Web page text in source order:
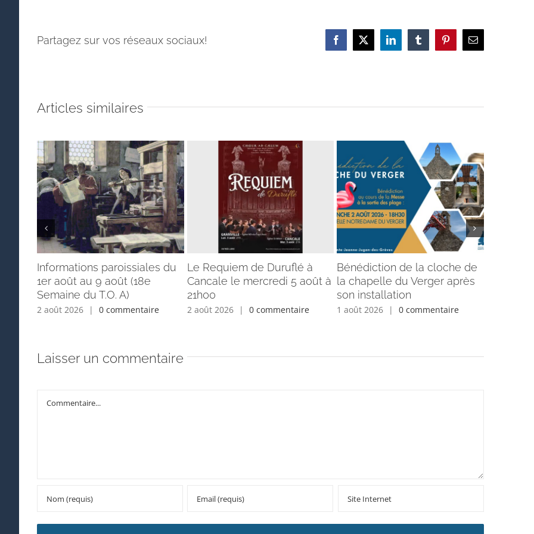
Partagez sur vos réseaux sociaux! Facebook
X LinkedInTumblrPinterestEmail
Articles similaires
Informations paroissiales du
1er août au 9 août (18e
Semaine du T.O. A)
2 août 2026 | 0 commentaire
Le Requiem de Duruflé à
Cancale le mercredi 5 août à
21h00
2 août 2026 | 0 commentaire
Bénédiction de la cloche de
la chapelle du Verger après
son installation
1 août 2026 | 0 commentaire
Laisser un commentaire
Commentaire